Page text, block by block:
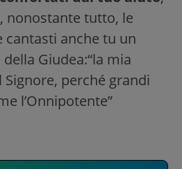
nonostante tutto, le
cantasti anche tu un
Giudea:“la mia
perché grandi
l’Onnipotente”